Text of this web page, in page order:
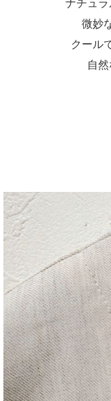
ナチュラ
微妙
クール
自